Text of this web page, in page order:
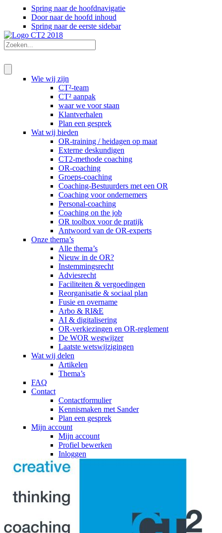
Spring naar de hoofdnavigatie
Door naar de hoofd inhoud
Spring naar de eerste sidebar
Wie wij zijn
CT²-team
CT² aanpak
waar we voor staan
Klantverhalen
Plan een gesprek
Wat wij bieden
OR-training / heidagen op maat
Externe deskundigen
CT2-methode coaching
OR-coaching
Groeps-coaching
Coaching-Bestuurders met een OR
Coaching voor ondernemers
Personal-coaching
Coaching on the job
OR toolbox voor de pratijk
Antwoord van de OR-experts
Onze thema’s
Alle thema’s
Nieuw in de OR?
Instemmingsrecht
Adviesrecht
Faciliteiten & vergoedingen
Reorganisatie & sociaal plan
Fusie en overname
Arbo & RI&E
AI & digitalisering
OR-verkiezingen en OR-reglement
De WOR wegwijzer
Laatste wetswijzigingen
Wat wij delen
Artikelen
Thema’s
FAQ
Contact
Contactformulier
Kennismaken met Sander
Plan een gesprek
Mijn account
Mijn account
Profiel bewerken
Inloggen